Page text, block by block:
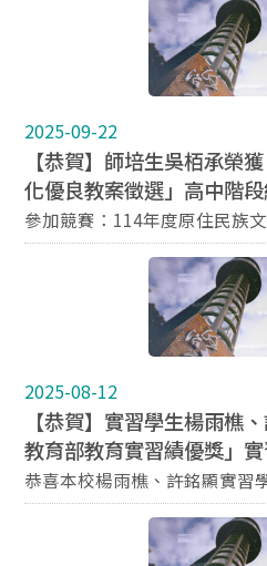
2025-09-22
【恭賀】師培生吳栢承榮
化優良教案徵選」高中階
參加競賽：114年度原住民族文化
稱：「躲在別人名字下的族群
名？」 獎項：高中階段組 優等
2025-08-12
【恭賀】實習學生楊雨樵
教育部教育實習績優獎」
恭喜本校楊雨樵、許銘顯實習
教育實習績優獎」實習學生優良獎！ 113學年
楊雨樵 榮獲【實習學生優良獎】 113學年度實習學生
銘顯 榮獲【實習學生優良獎】